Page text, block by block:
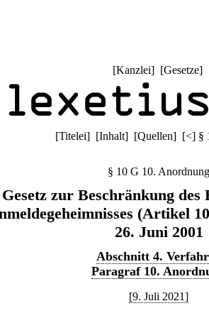
[Kanzlei] [Gesetze]
[Titelei] [Inhalt] [Quellen] [<] §
§ 10 G 10. Anordnung
Gesetz zur Beschränkung des
(Artikel
26. Juni 2001
Abschnitt 4.
Paragraf 10.
[9. Juli 2021]